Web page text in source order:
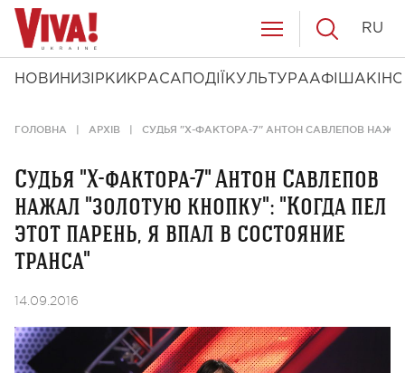
НОВИНИ ЗІРКИ КРАСА ПОДІЇ КУЛЬТУРААФІША КІНО
RU
ГОЛОВНА АРХІВ СУДЬЯ "Х-ФАКТОРА-7" АНТОН САВЛЕПОВ
Судья "Х-фактора-7" Антон Савлепов
нажал "золотую кнопку": "Когда пел
этот парень, я впал в состояние
транса"
14.09.2016